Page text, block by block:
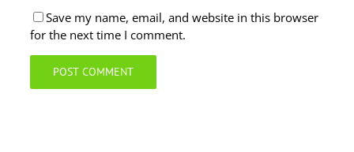
Save my name, email, and website in this browser
for the next time I comment.